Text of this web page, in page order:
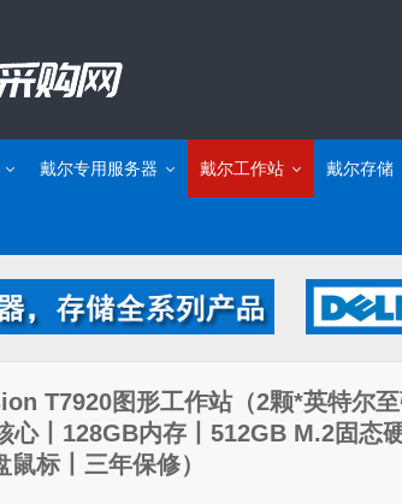
戴尔专用服务器 戴尔工作站 戴尔存储
T7920图形工作站（2颗*英特尔
心丨128GB内存丨512GB M.2固态
标丨三年保修）